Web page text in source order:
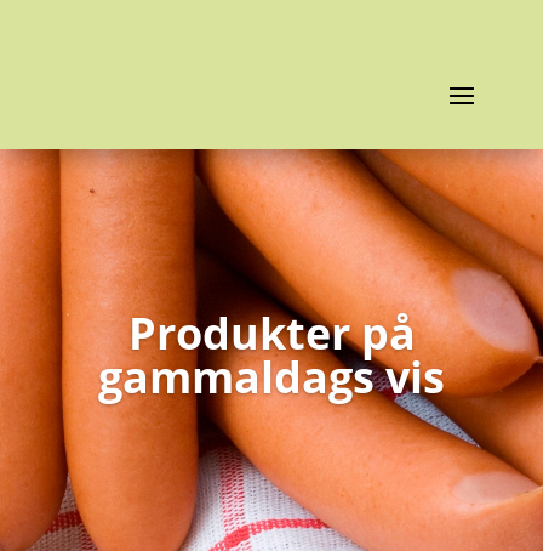
Produkter på
gammaldags vis